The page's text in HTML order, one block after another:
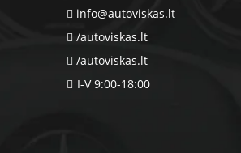
info@autoviskas.lt
/autoviskas.lt
/autoviskas.lt
I-V 9:00-18:00